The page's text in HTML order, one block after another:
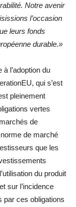
Notre avenir
l’occasion
leurs fonds
durable.»
à l’adoption du
qui s’est
pleinement
vertes
de
de marché
que les
du produit
sur l’incidence
par ces obligations